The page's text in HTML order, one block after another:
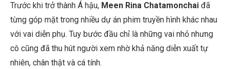
Trước khi trở thành Á hậu, Meen Rina Chatamonchai đã
từng góp mặt trong nhiều dự án phim truyền hình khác nhau
với vai diễn phụ. Tuy bước đầu chỉ là những vai nhỏ nhưng
cô cũng đã thu hút người xem nhờ khả năng diễn xuất tự
nhiên, chân thật và cá tính.